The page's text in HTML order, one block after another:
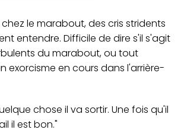
le marabout, des cris stridents
entendre. Difficile de dire s'il s'agit
du marabout, ou tout
exorcisme en cours dans l'arrière-
chose il va sortir. Une fois qu'il
il est bon.